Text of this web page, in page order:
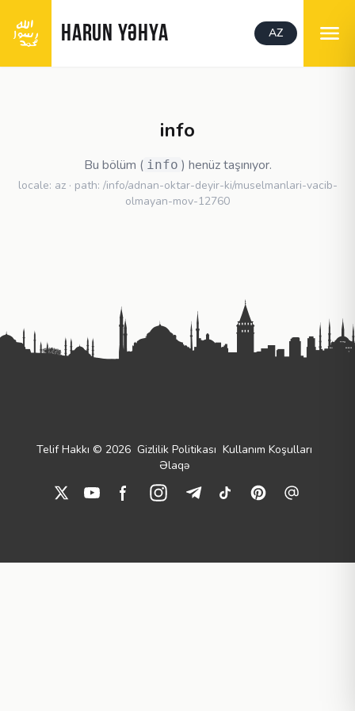
HARUN YƏHYA AZ
info
Bu bölüm ( info ) henüz taşınıyor.
locale: az · path: /info/adnan-oktar-deyir-ki/muselmanlari-vacib-
olmayan-mov-12760
Telif Hakkı © 2026 Gizlilik Politikası Kullanım Koşulları
Əlaqə